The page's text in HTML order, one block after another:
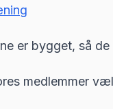
er bygget, så
medlemmer